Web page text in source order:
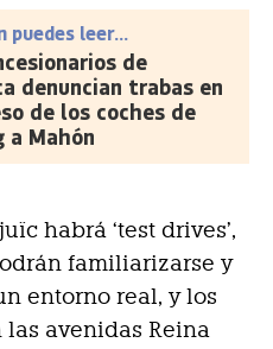
puedes leer...
de
denuncian trabas en
de los coches de
a Mahón
habrá ‘test drives’,
familiarizarse y
entorno real, y los
las avenidas Reina